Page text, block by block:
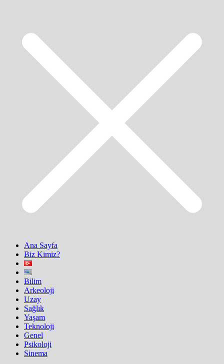
Ana Sayfa
Biz Kimiz?
Bilim
Arkeoloji
Uzay
Sağlık
Yaşam
Teknoloji
Genel
Psikoloji
Sinema